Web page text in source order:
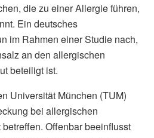
die zu einer Allergie führen,
Ein deutsches
im Rahmen einer Studie nach,
an den allergischen
beteiligt ist.
Universität München (TUM)
bei allergischen
Offenbar beeinflusst